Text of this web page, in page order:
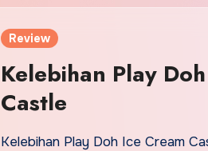
Review
Kelebihan Play
Castle
Kelebihan Play Doh Ice Cream